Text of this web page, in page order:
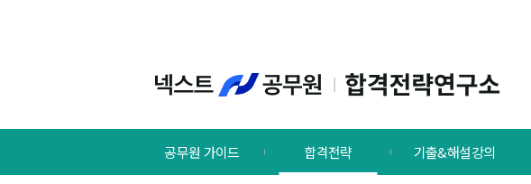
공무원 가이드 합격전략 기출&해설강의